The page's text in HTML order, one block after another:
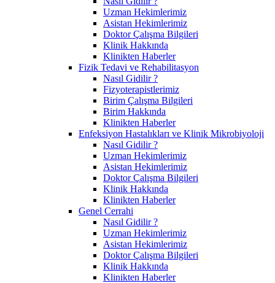
Uzman Hekimlerimiz
Asistan Hekimlerimiz
Doktor Çalışma Bilgileri
Klinik Hakkında
Klinikten Haberler
Fizik Tedavi ve Rehabilitasyon
Nasıl Gidilir ?
Fizyoterapistlerimiz
Birim Çalışma Bilgileri
Birim Hakkında
Klinikten Haberler
Enfeksiyon Hastalıkları ve Klinik Mikrobiyoloji
Nasıl Gidilir ?
Uzman Hekimlerimiz
Asistan Hekimlerimiz
Doktor Çalışma Bilgileri
Klinik Hakkında
Klinikten Haberler
Genel Cerrahi
Nasıl Gidilir ?
Uzman Hekimlerimiz
Asistan Hekimlerimiz
Doktor Çalışma Bilgileri
Klinik Hakkında
Klinikten Haberler